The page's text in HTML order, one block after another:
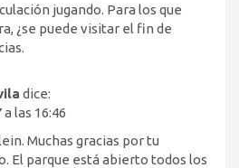
jugando. Para los que
¿se puede visitar el fin de
dice:
las 16:46
Muchas gracias por tu
El parque está abierto todos los